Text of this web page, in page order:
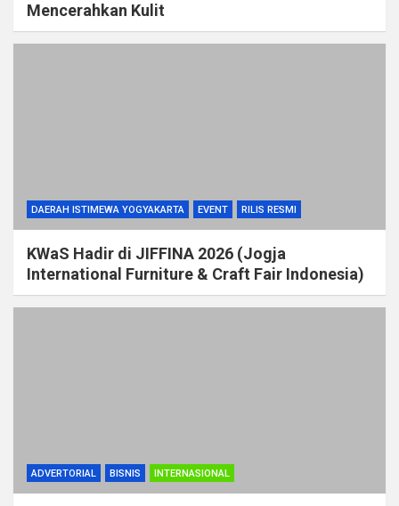
Mencerahkan Kulit
DAERAH ISTIMEWA YOGYAKARTA EVENT RILIS RESMI
KWaS Hadir di JIFFINA 2026 (Jogja
International Furniture & Craft Fair Indonesia)
ADVERTORIAL BISNIS INTERNASIONAL